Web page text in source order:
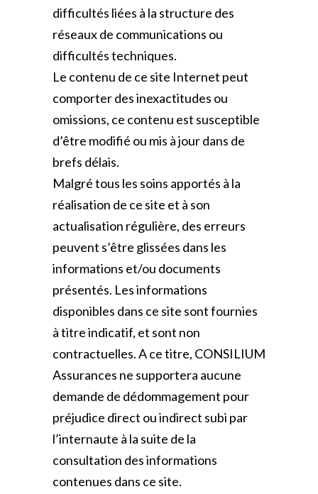
difficultés liées à la structure des
réseaux de communications ou
difficultés techniques.
Le contenu de ce site Internet peut
comporter des inexactitudes ou
omissions, ce contenu est susceptible
d’être modifié ou mis à jour dans de
brefs délais.
Malgré tous les soins apportés à la
réalisation de ce site et à son
actualisation régulière, des erreurs
peuvent s’être glissées dans les
informations et/ou documents
présentés. Les informations
disponibles dans ce site sont fournies
à titre indicatif, et sont non
contractuelles. A ce titre, CONSILIUM
Assurances ne supportera aucune
demande de dédommagement pour
préjudice direct ou indirect subi par
l’internaute à la suite de la
consultation des informations
contenues dans ce site.